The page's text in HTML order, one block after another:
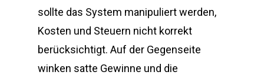
sollte das System manipuliert werden,
Kosten und Steuern nicht korrekt
berücksichtigt. Auf der Gegenseite
winken satte Gewinne und die